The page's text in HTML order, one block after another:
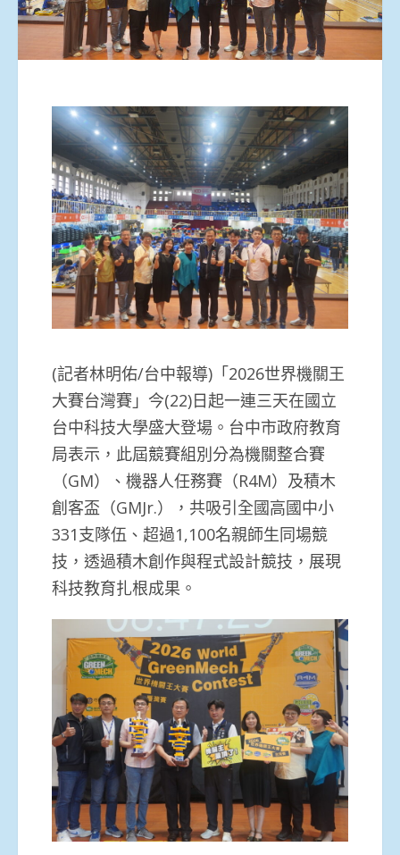
(記者林明佑/台中報導)「2026世界機關王
大賽台灣賽」今(22)日起一連三天在國立
台中科技大學盛大登場。台中市政府教育
局表示，此屆競賽組別分為機關整合賽
（GM）、機器人任務賽（R4M）及積木
創客盃（GMJr.），共吸引全國高國中小
331支隊伍、超過1,100名親師生同場競
技，透過積木創作與程式設計競技，展現
科技教育扎根成果。